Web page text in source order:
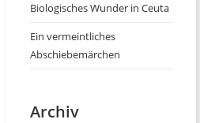
Biologisches Wunder in Ceuta
Ein vermeintliches
Abschiebemärchen
Archiv